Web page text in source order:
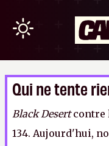
Qui ne tente
Black Desertcontre
134. Aujourd'hui,